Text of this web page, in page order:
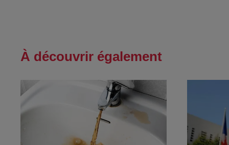
À découvrir également